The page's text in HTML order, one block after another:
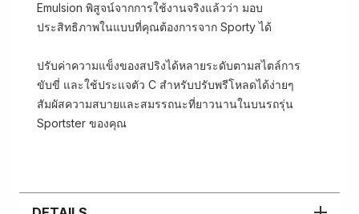
Emulsion พิสูจน์จากการใช้งานจริงแล้วว่า มอบ
ประสิทธิภาพในแบบที่คุณต้องการจาก Sporty ได้
ปรับค่าความแข็งของสปริงได้หลายระดับตามสไตล์การ
ขับขี่ และใช้ประแจตัว C สำหรับปรับพรีโหลดได้ง่ายๆ
สัมผัสความสบายและสมรรถนะที่ยาวนานในบนรถรุ่น
Sportster ของคุณ